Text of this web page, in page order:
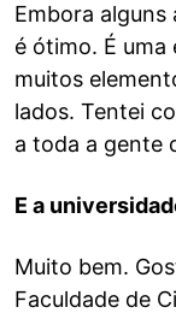
Embora
é ótimo. É uma
muitos
lados. Tentei
a toda a gente
E a
Muito bem.
Faculdade de